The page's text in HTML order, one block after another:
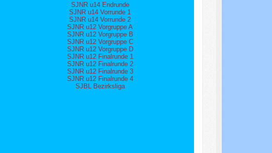
SJNR u14 Endrunde
SJNR u14 Vorrunde 1
SJNR u14 Vorrunde 2
SJNR u12 Vorgruppe A
SJNR u12 Vorgruppe B
SJNR u12 Vorgruppe C
SJNR u12 Vorgruppe D
SJNR u12 Finalrunde 1
SJNR u12 Finalrunde 2
SJNR u12 Finalrunde 3
SJNR u12 Finalrunde 4
SJBL Bezirksliga